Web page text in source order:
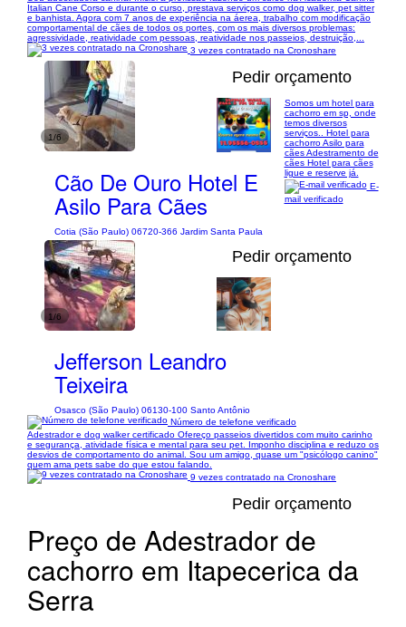
Italian Cane Corso e durante o curso, prestava serviços como dog walker, pet sitter
e banhista. Agora com 7 anos de experiência na áerea, trabalho com modificação
comportamental de cães de todos os portes, com os mais diversos problemas:
agressividade, reatividade com pessoas, reatividade nos passeios, destruição,...
3 vezes contratado na Cronoshare
1/6
Pedir orçamento
Cão De Ouro Hotel E
Asilo Para Cães
Cotia (São Paulo) 06720-366 Jardim Santa Paula
Somos um hotel para
cachorro em sp, onde
temos diversos
serviços.. Hotel para
cachorro Asilo para
cães Adestramento de
cães Hotel para cães
ligue e reserve já.
1/6
Pedir orçamento
Jefferson Leandro
Teixeira
Osasco (São Paulo) 06130-100 Santo Antônio
E-
mail verificado
Número de telefone verificado
Adestrador e dog walker certificado Ofereço passeios divertidos com muito carinho
e segurança, atividade física e mental para seu pet. Imponho disciplina e reduzo os
desvios de comportamento do animal. Sou um amigo, quase um "psicólogo canino"
quem ama pets sabe do que estou falando.
9 vezes contratado na Cronoshare
Pedir orçamento
Preço de Adestrador de
cachorro em Itapecerica da
Serra